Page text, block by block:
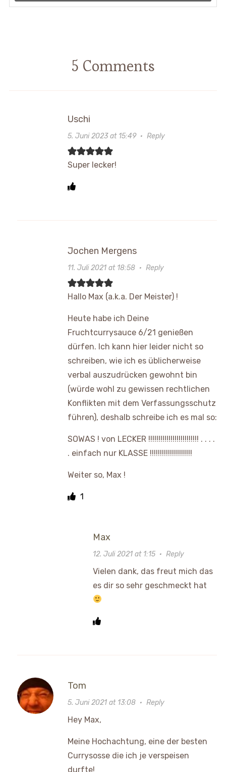
5 Comments
Uschi
5. Juni 2023 at 15:49· Reply
Super lecker!
Jochen Mergens
11. Juli 2021 at 18:58· Reply
Hallo Max (a.k.a. Der Meister) !
Heute habe ich Deine
Fruchtcurrysauce 6/21 genießen
dürfen. Ich kann hier leider nicht so
schreiben, wie ich es üblicherweise
verbal auszudrücken gewohnt bin
(würde wohl zu gewissen rechtlichen
Konflikten mit dem Verfassungsschutz
führen), deshalb schreibe ich es mal so:
SOWAS ! von LECKER !!!!!!!!!!!!!!!!!!!!!!!!! . . . .
. einfach nur KLASSE !!!!!!!!!!!!!!!!!!!!!
Weiter so, Max !
1
Max
12. Juli 2021 at 1:15· Reply
Vielen dank, das freut mich das
es dir so sehr geschmeckt hat
Tom
5. Juni 2021 at 13:08· Reply
Hey Max,
Meine Hochachtung, eine der besten
Currysosse die ich je verspeisen
durfte!